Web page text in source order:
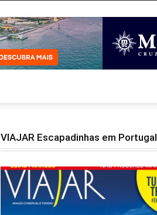
VIAJAR Escapadinhas em Portugal